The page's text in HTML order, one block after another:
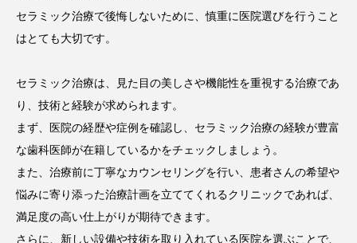
セラミック治療で後悔しないために、慎重に医院選びを行うこと
はとても大切です。
セラミック治療は、見た目の美しさや機能性を重視する治療であ
り、技術と経験が求められます。
まず、医院の経歴や症例を確認し、セラミック治療の経験が豊富
な歯科医師が在籍しているかをチェックしましょう。
また、治療前に丁寧なカウンセリングを行い、患者さんの希望や
悩みに寄り添った治療計画を立ててくれるクリニックであれば、
満足度の高い仕上がりが期待できます。
さらに、新しい設備や技術を取り入れている医院を選ぶことで、